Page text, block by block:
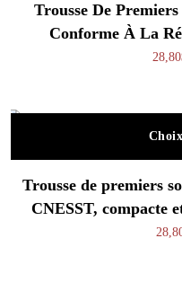
Trousse De
Conforme À La
28,80
Trousse de premiers
CNESST, compacte